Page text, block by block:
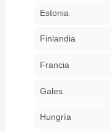
Estonia
Finlandia
Francia
Gales
Hungría